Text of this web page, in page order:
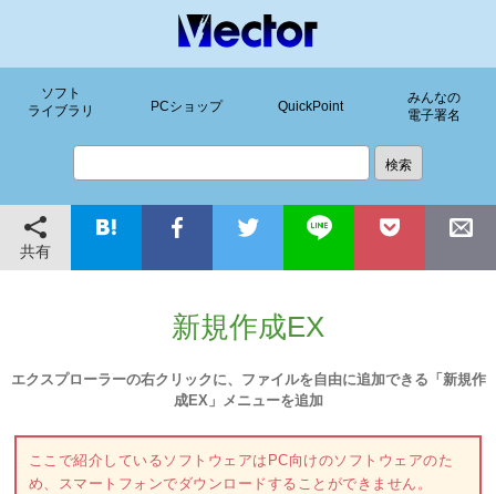
ソフト
ライブラリ
PCショップ QuickPoint
みんなの
電子署名
共有
新規作成EX
エクスプローラーの右クリックに、ファイルを自由に追加できる「新規作
成EX」メニューを追加
ここで紹介しているソフトウェアはPC向けのソフトウェアのた
め、スマートフォンでダウンロードすることができません。